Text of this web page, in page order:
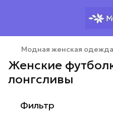
Модная женская одежда
Женские
лонгсливы
Фильтр